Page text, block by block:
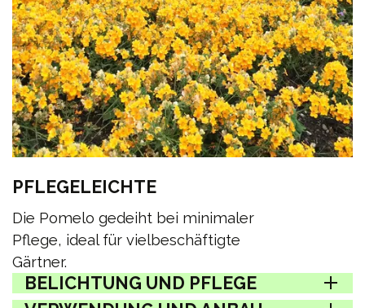
PFLEGELEICHTE
Die Pomelo gedeiht bei minimaler
Pflege, ideal für vielbeschäftigte
Gärtner.
BELICHTUNG UND PFLEGE